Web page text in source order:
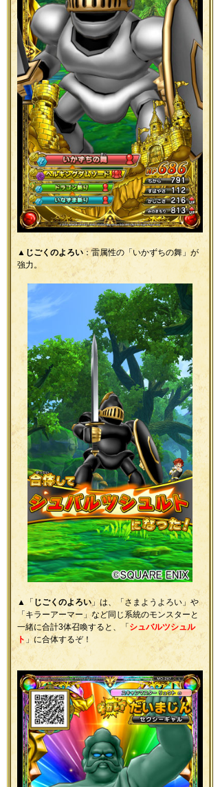
▲ じごくのよろい：雷属性の「いかずちの舞」が
強力。
▲「 じごくのよろい 」は、「さまようよろい」や
「キラーアーマー」など同じ系統のモンスターと
一緒に合計3体召喚すると、「シュバルツシュル
ト」に合体するぞ！